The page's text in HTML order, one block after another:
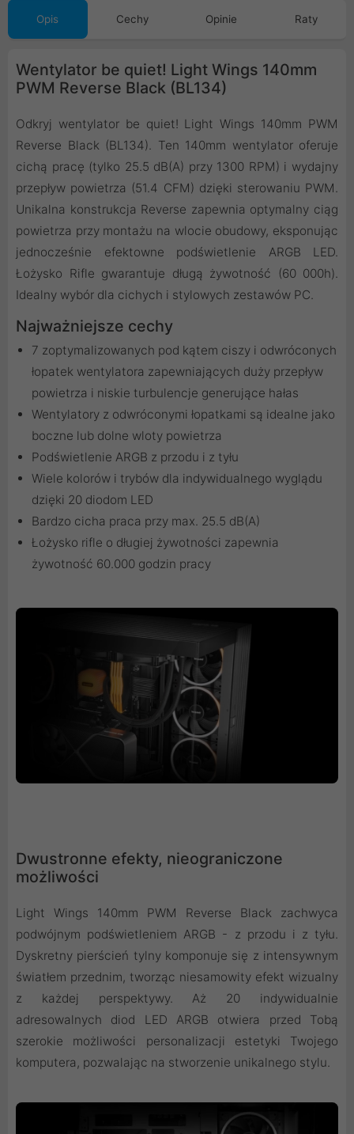
Opis Cechy Opinie Raty
Wentylator be quiet! Light Wings 140mm
PWM Reverse Black (BL134)
Odkryj wentylator be quiet! Light Wings 140mm PWM
Reverse Black (BL134). Ten 140mm wentylator oferuje
cichą pracę (tylko 25.5 dB(A) przy 1300 RPM) i wydajny
przepływ powietrza (51.4 CFM) dzięki sterowaniu PWM.
Unikalna konstrukcja Reverse zapewnia optymalny ciąg
powietrza przy montażu na wlocie obudowy, eksponując
jednocześnie efektowne podświetlenie ARGB LED.
Łożysko Rifle gwarantuje długą żywotność (60 000h).
Idealny wybór dla cichych i stylowych zestawów PC.
Najważniejsze cechy
7 zoptymalizowanych pod kątem ciszy i odwróconych
łopatek wentylatora zapewniających duży przepływ
powietrza i niskie turbulencje generujące hałas
Wentylatory z odwróconymi łopatkami są idealne jako
boczne lub dolne wloty powietrza
Podświetlenie ARGB z przodu i z tyłu
Wiele kolorów i trybów dla indywidualnego wyglądu
dzięki 20 diodom LED
Bardzo cicha praca przy max. 25.5 dB(A)
Łożysko rifle o długiej żywotności zapewnia
żywotność 60.000 godzin pracy
Dwustronne efekty, nieograniczone
możliwości
Light Wings 140mm PWM Reverse Black zachwyca
podwójnym podświetleniem ARGB - z przodu i z tyłu.
Dyskretny pierścień tylny komponuje się z intensywnym
światłem przednim, tworząc niesamowity efekt wizualny
z każdej perspektywy. Aż 20 indywidualnie
adresowalnych diod LED ARGB otwiera przed Tobą
szerokie możliwości personalizacji estetyki Twojego
komputera, pozwalając na stworzenie unikalnego stylu.